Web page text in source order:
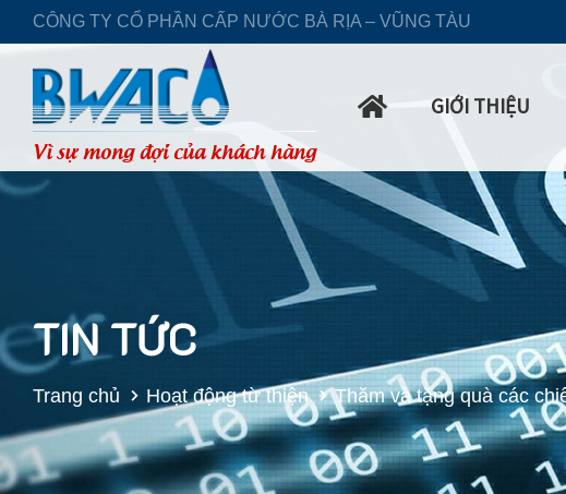
CÔNG TY CỔ PHẦN CẤP NƯỚC BÀ RỊA – VŨNG TÀU
Vì sự mong đợi của khách hàng
GIỚI THIỆU
TIN TỨC
Trang chủ Hoạt động từ thiện Thăm và tặng quà các